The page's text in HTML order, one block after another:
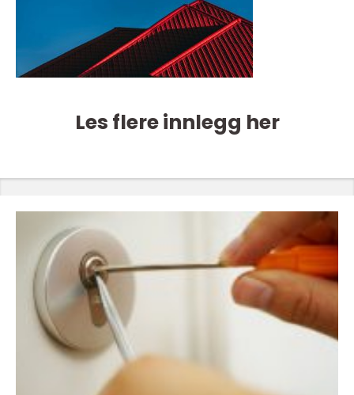
Les flere innlegg her